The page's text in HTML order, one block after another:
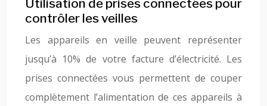
Utilisation de prises connectées pour
contrôler les veilles
Les appareils en veille peuvent représenter
jusqu’à 10% de votre facture d’électricité. Les
prises connectées vous permettent de couper
complètement l’alimentation de ces appareils à